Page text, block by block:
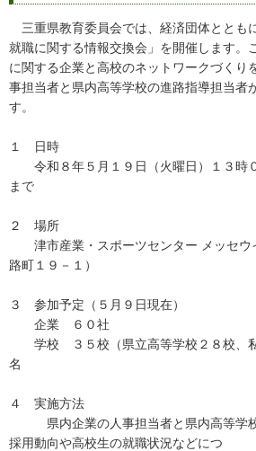
三重県教育委員会では、経済団体ととも
就職に関する情報交換会」を開催します。
に関する企業と高校のネットワークづくり
事担当者と県内高等学校の進路指導担当者
す。
１ 日時
令和８年５月１９日（火曜日）１３時
まで
２ 場所
津市産業・スポーツセンター メッセウ
路町１９－１）
３ 参加予定（５月９日現在）
企業 ６０社
学校 ３５校（県立高等学校２８校、私
名
４ 実施方法
県内企業の人事担当者と県内高等学校
採用動向や高校生の就職状況などにつ